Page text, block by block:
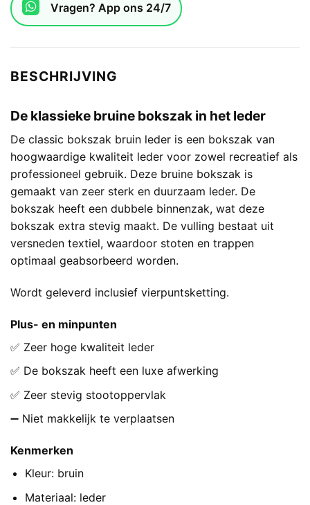
Vragen? App ons 24/7
BESCHRIJVING
De klassieke bruine bokszak in het leder
De classic bokszak bruin leder is een bokszak van
hoogwaardige kwaliteit leder voor zowel recreatief als
professioneel gebruik. Deze bruine bokszak is
gemaakt van zeer sterk en duurzaam leder. De
bokszak heeft een dubbele binnenzak, wat deze
bokszak extra stevig maakt. De vulling bestaat uit
versneden textiel, waardoor stoten en trappen
optimaal geabsorbeerd worden.
Wordt geleverd inclusief vierpuntsketting.
Plus- en minpunten
✅ Zeer hoge kwaliteit leder
✅ De bokszak heeft een luxe afwerking
✅ Zeer stevig stootoppervlak
➖ Niet makkelijk te verplaatsen
Kenmerken
Kleur: bruin
Materiaal: leder